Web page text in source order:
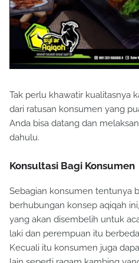
Tak perlu khawatir kualitasnya
dari ratusan konsumen yang
Anda bisa datang dan
dahulu.
Konsultasi Bagi Konsumen
Sebagian konsumen tentunya
berhubungan konsep aqiqah
yang akan disembelih untuk
laki dan perempuan itu
Kecuali itu konsumen juga